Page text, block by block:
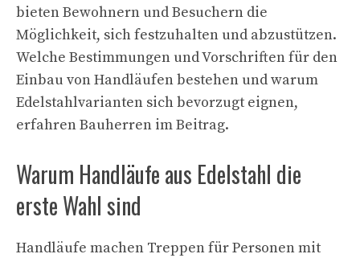
bieten Bewohnern und Besuchern die
Möglichkeit, sich festzuhalten und abzustützen.
Welche Bestimmungen und Vorschriften für den
Einbau von Handläufen bestehen und warum
Edelstahlvarianten sich bevorzugt eignen,
erfahren Bauherren im Beitrag.
Warum Handläufe aus Edelstahl die
erste Wahl sind
Handläufe machen Treppen für Personen mit